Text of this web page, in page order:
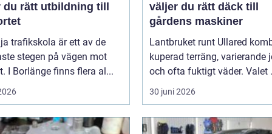
rätt utbildning till
trafikskola är ett av de
stegen på vägen mot
I Borlänge finns flera al...
väljer du rätt däck till
gårdens maskiner
Lantbruket runt Ullared
kuperad terräng, varierande
och ofta fuktigt väder. Valet
30 juni 2026